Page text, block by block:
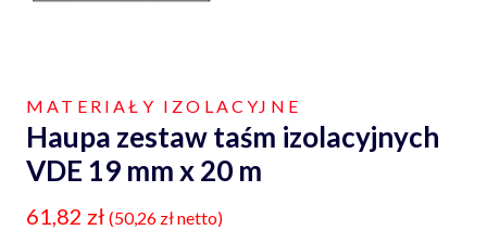
MATERIAŁY IZOLACYJNE
Haupa zestaw taśm izolacyjnych
VDE 19 mm x 20 m
61,82 zł (50,26 złnetto)